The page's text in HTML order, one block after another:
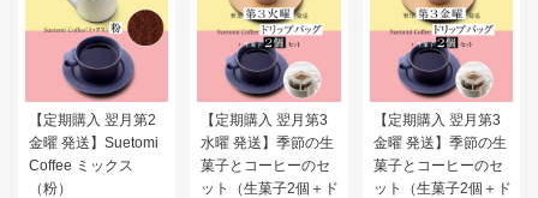
【定期購入 翌月第2
金曜 発送】Suetomi
Coffee ミックス
（粉）
【定期購入 翌月第3
水曜 発送】季節の生
菓子とコーヒーのセ
ット（生菓子2個＋ド
【定期購入 翌月第3
金曜 発送】季節の生
菓子とコーヒーのセ
ット（生菓子2個＋ド